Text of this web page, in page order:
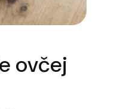
ovčej